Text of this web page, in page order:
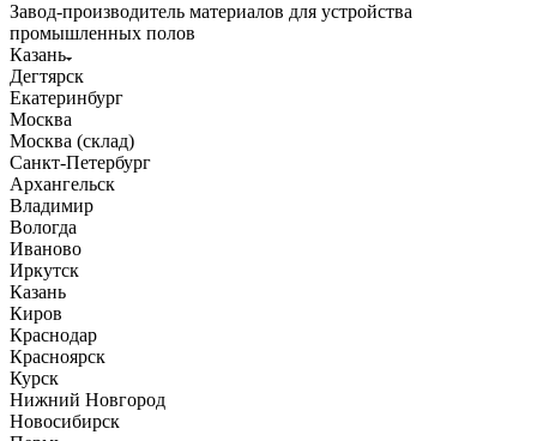
Завод-производитель материалов для устройства
промышленных полов
Казань
Дегтярск
Екатеринбург
Москва
Москва (склад)
Санкт-Петербург
Архангельск
Владимир
Вологда
Иваново
Иркутск
Казань
Киров
Краснодар
Красноярск
Курск
Нижний Новгород
Новосибирск